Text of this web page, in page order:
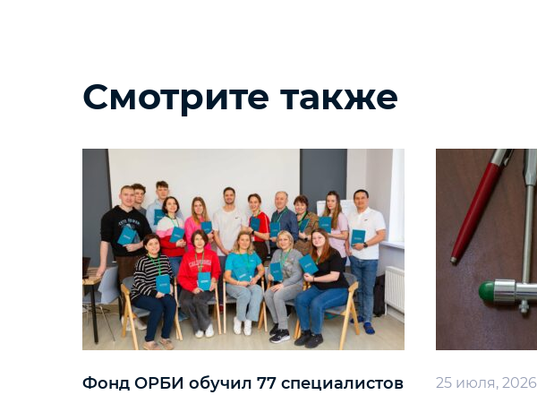
Смотрите также
Фонд ОРБИ обучил 77 специалистов
25 июля, 2026